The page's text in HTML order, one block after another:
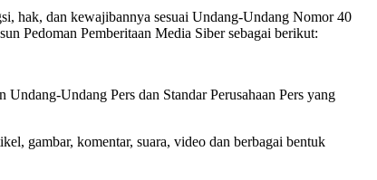
hak, dan kewajibannya sesuai Undang-Undang Nomor 40
Pedoman Pemberitaan Media Siber sebagai berikut:
Undang Pers dan Standar Perusahaan Pers yang
gambar, komentar, suara, video dan berbagai bentuk